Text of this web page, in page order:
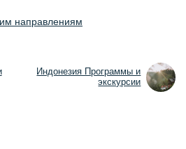
направлениям
Индонезия Программы и
экскурсии